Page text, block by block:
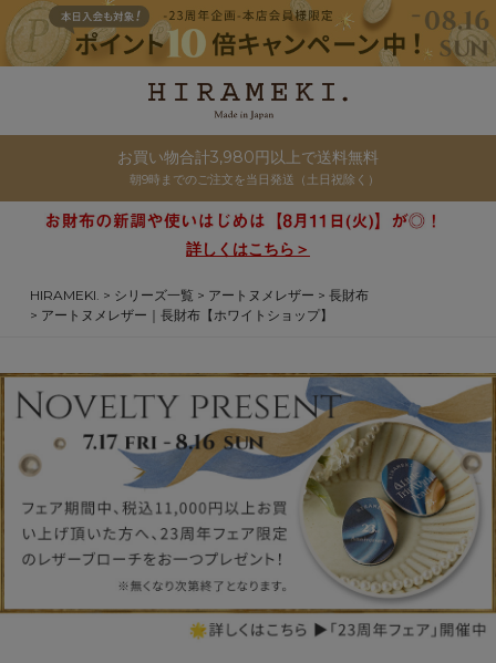
お買い物合計3,980円以上で送料無料
朝9時までのご注文を当日発送（土日祝除く）
詳しくはこちら＞
HIRAMEKI. シリーズ一覧 アートヌメレザー
長財布
アートヌメレザー｜長財布【ホワイトショップ】